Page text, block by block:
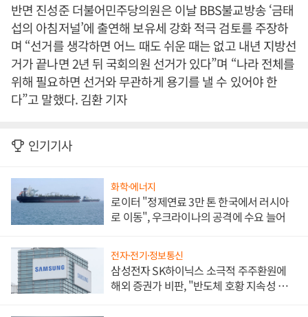
반면 진성준 더불어민주당의원은 이날 BBS불교방송 ‘금태
섭의 아침저널’에 출연해 보유세 강화 적극 검토를 주장하
며 “선거를 생각하면 어느 때도 쉬운 때는 없고 내년 지방선
거가 끝나면 2년 뒤 국회의원 선거가 있다”며 “나라 전체를
위해 필요하면 선거와 무관하게 용기를 낼 수 있어야 한
다”고 말했다. 김환 기자
인기기사
화학·에너지
로이터 "정제연료 3만 톤 한국에서 러시아
로 이동", 우크라이나의 공격에 수요 늘어
전자·전기·정보통신
삼성전자 SK하이닉스 소극적 주주환원에
해외 증권가 비판, "반도체 호황 지속성 의